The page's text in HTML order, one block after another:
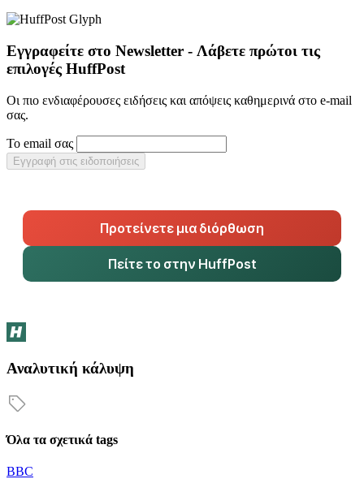
Εγγραφείτε στο Newsletter - Λάβετε πρώτοι τις
επιλογές HuffPost
Οι πιο ενδιαφέρουσες ειδήσεις και απόψεις καθημερινά στο e-mail
σας.
Το email σας
Εγγραφή στις ειδοποιήσεις
Προτείνετε μια διόρθωση
Πείτε το στην HuffPost
Αναλυτική κάλυψη
Όλα τα σχετικά tags
BBC